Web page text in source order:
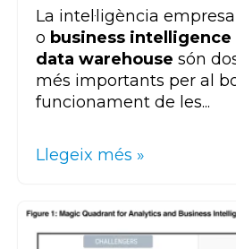
La intel·ligència
o business intelligence
data warehouse són
més importants per al
funcionament de les...
Llegeix més »